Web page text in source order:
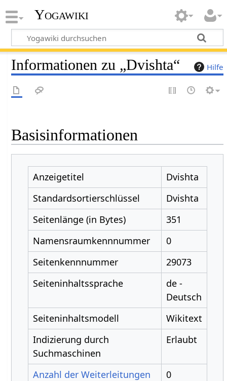
Yogawiki
Hilfe
Informationen zu „Dvishta“
Basisinformationen
Anzeigetitel
Dvishta
Standardsortierschlüssel
Dvishta
Seitenlänge (in Bytes)
351
Namensraumkennnummer
0
Seitenkennnummer
29073
Seiteninhaltssprache
de -
Deutsch
Seiteninhaltsmodell
Wikitext
Indizierung durch
Suchmaschinen
Erlaubt
Anzahl der Weiterleitungen
0